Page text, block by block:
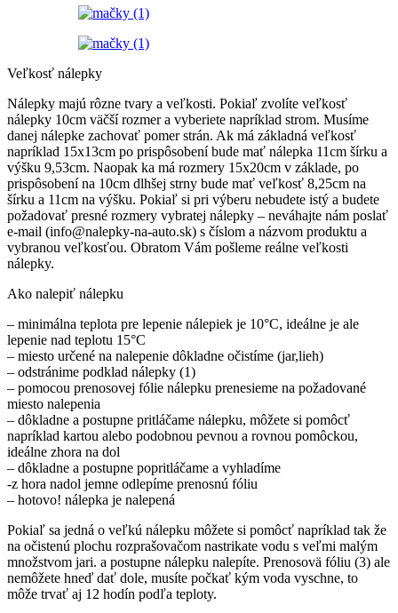
Veľkosť nálepky
Nálepky majú rôzne tvary a veľkosti. Pokiaľ zvolíte veľkosť
nálepky 10cm väčší rozmer a vyberiete napríklad strom. Musíme
danej nálepke zachovať pomer strán. Ak má základná veľkosť
napríklad 15x13cm po prispôsobení bude mať nálepka 11cm šírku a
výšku 9,53cm. Naopak ka má rozmery 15x20cm v základe, po
prispôsobení na 10cm dlhšej strny bude mať veľkosť 8,25cm na
šírku a 11cm na výšku. Pokiaľ si pri výberu nebudete istý a budete
požadovať presné rozmery vybratej nálepky – neváhajte nám poslať
e-mail (info@nalepky-na-auto.sk) s číslom a názvom produktu a
vybranou veľkosťou. Obratom Vám pošleme reálne veľkosti
nálepky.
Ako nalepiť nálepku
– minimálna teplota pre lepenie nálepiek je 10°C, ideálne je ale
lepenie nad teplotu 15°C
– miesto určené na nalepenie dôkladne očistíme (jar,lieh)
– odstránime podklad nálepky (1)
– pomocou prenosovej fólie nálepku prenesieme na požadované
miesto nalepenia
– dôkladne a postupne pritláčame nálepku, môžete si pomôcť
napríklad kartou alebo podobnou pevnou a rovnou pomôckou,
ideálne zhora na dol
– dôkladne a postupne popritláčame a vyhladíme
-z hora nadol jemne odlepíme prenosnú fóliu
– hotovo! nálepka je nalepená
Pokiaľ sa jedná o veľkú nálepku môžete si pomôcť napríklad tak že
na očistenú plochu rozprašovačom nastrikate vodu s veľmi malým
množstvom jari. a postupne nálepku nalepíte. Prenosovä fóliu (3) ale
nemôžete hneď dať dole, musíte počkať kým voda vyschne, to
môže trvať aj 12 hodín podľa teploty.